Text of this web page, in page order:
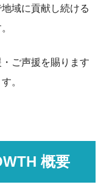
域に貢献し続ける
ご声援を賜ります
。
概要